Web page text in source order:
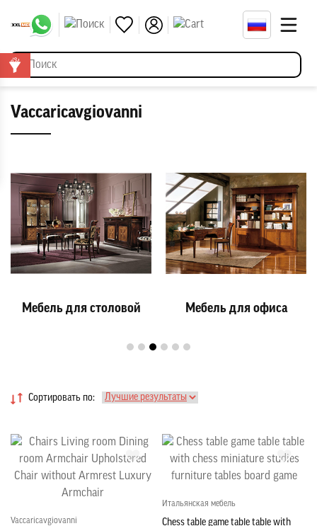
Vaccaricavgiovanni
Мебель для столовой Мебель для офиса
Сортировать по:
Vaccaricavgiovanni
Итальянская мебель
Chess table game table table with